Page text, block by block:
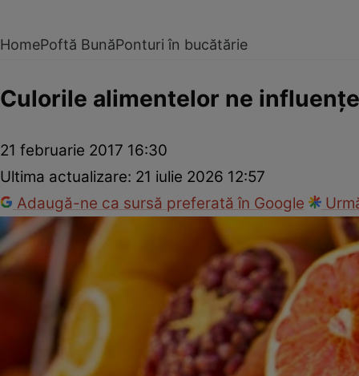
HomePoftă BunăPonturi în bucătărie
Culorile alimentelor ne
21 februarie 2017 16:30
Ultima actualizare: 21 iulie 2026 12:57
Adaugă-ne ca sursă preferată în Google